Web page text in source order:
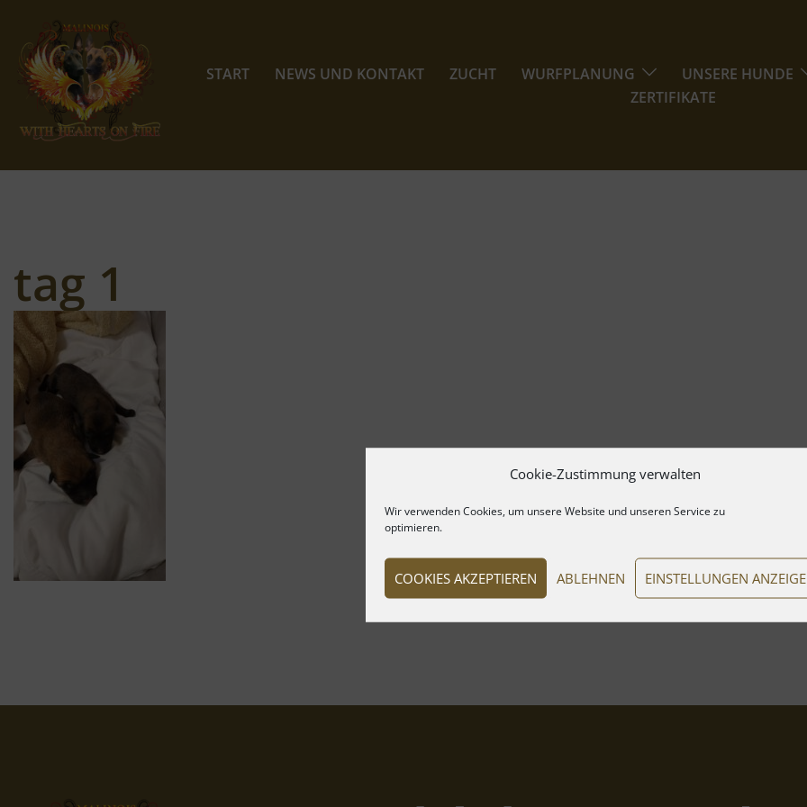
Cookie-Zustimmung verwalten
Wir verwenden Cookies, um unsere Website und unseren Service zu
optimieren.
COOKIES AKZEPTIEREN ABLEHNEN EINSTELLUNGEN
Inhalt
springen
START NEWS UND KONTAKT ZUCHT WURFPLANUNG
UNSERE HUNDE
ZERTIFIKATE
tag 1